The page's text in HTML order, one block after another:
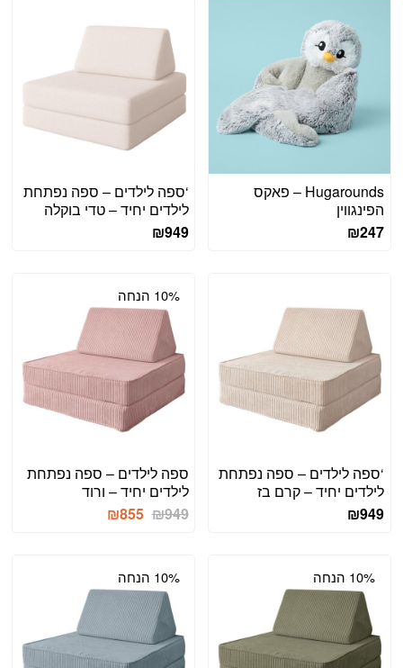
Hugarounds – פאקס
הפינגווין
₪247
‘ספה לילדים – ספה נפתחת
לילדים יחיד – טדי בוקלה
₪949
‘ספה לילדים – ספה נפתחת
לילדים יחיד – קרם בז
₪949
10% הנחה
ספה לילדים – ספה נפתחת
לילדים יחיד – ורוד
₪949
המחיר
₪855
10% הנחה 10% הנחה